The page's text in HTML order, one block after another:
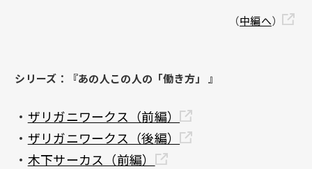
（中編へ）
シリーズ：『あの人この人の「働き方」 』
・ ザリガニワークス（前編）
・ ザリガニワークス（後編）
・ 木下サーカス（前編）